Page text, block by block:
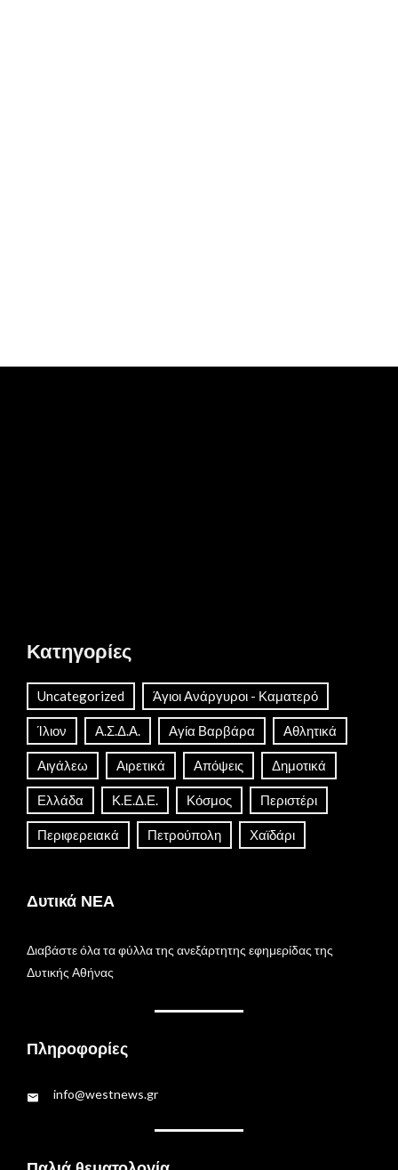
Κατηγορίες
Uncategorized Άγιοι Ανάργυροι - Καματερό
Ίλιον Α.Σ.Δ.Α. Αγία Βαρβάρα Αθλητικά
Αιγάλεω Αιρετικά Απόψεις Δημοτικά
Ελλάδα Κ.Ε.Δ.Ε. Κόσμος Περιστέρι
Περιφερειακά Πετρούπολη Χαϊδάρι
Δυτικά ΝΕΑ
Διαβάστε όλα τα φύλλα της ανεξάρτητης εφημερίδας της
Δυτικής Αθήνας
Πληροφορίες
info@westnews.gr